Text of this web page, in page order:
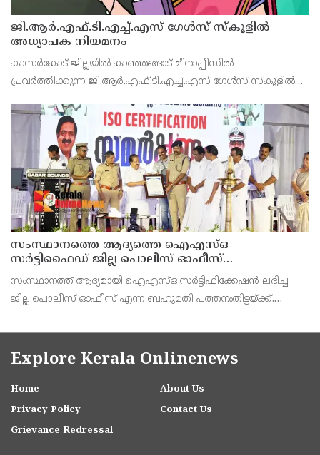
ജി.ആർ.എഫ്.ടി.എച്ച്.എസ് ഗേൾസ് സ്‌കൂളിൽ
അധ്യാപക നിയമനം
കാസർകോട് ജില്ലയിൽ കാഞ്ഞങ്ങാട് മീനാപ്പീസിൽ
പ്രവർത്തിക്കുന്ന ജി.ആർ.എഫ്.ടി.എച്ച്.എസ് ഗേൾസ് സ്‌കൂളിൽ
കൂടിക്കാഴ്ച്ച പത്തിന് രാവിലെ 10.30 ന് സ്‌കൂൾ ഓഫീസിൽ
സംസ്ഥാനത്തെ ആദ്യത്തെ ഐഎസ്ഒ
സർട്ടിഫൈഡ് ജില്ല പൊലീസ് ഓഫീസ്
പത്തനംതിട്ടയിൽ
സംസ്ഥാനത്ത് ആദ്യമായി ഐഎസ്ഒ സർട്ടിഫിക്കേഷൻ ലഭിച്ച
ജില്ല പൊലീസ് ഓഫീസ് എന്ന ബഹുമതി പത്തനംതിട്ടയ്ക്ക്.
മേധാവി ആർ ആനന്ദിന് ഐഎസ്ഒ സർട്ടിഫിക്കറ്റ് കൈമാ
Explore Kerala Onlinenews
Home
About Us
Privacy Policy
Contact Us
Grievance Redressal